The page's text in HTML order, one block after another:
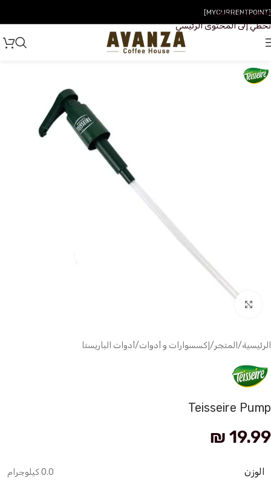
تخطي إلى التنقل
تخطي إلى المحتوى الرئيسي
[MYCURRENTPOINT]
الرئيسية/ المتجر/ إكسسوارات و أدوات/أدوات الباريستا
Teisseire Pump
₪ 19.99
الوزن 0.0 كيلوجرام